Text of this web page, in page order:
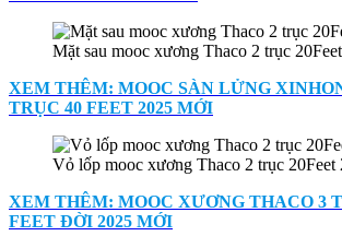
Mặt sau mooc xương Thaco 2 trục
XEM THÊM: MOOC SÀN LỬNG
TRỤC 40 FEET 2025 MỚI
Vỏ lốp mooc xương Thaco 2 trục 20Feet
XEM THÊM: MOOC XƯƠNG THACO 3
FEET ĐỜI 2025 MỚI